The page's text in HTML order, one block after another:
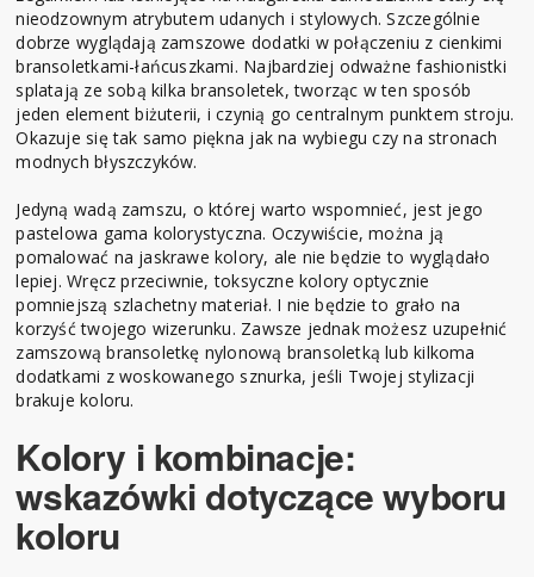
nieodzownym atrybutem udanych i stylowych. Szczególnie
dobrze wyglądają zamszowe dodatki w połączeniu z cienkimi
bransoletkami-łańcuszkami. Najbardziej odważne fashionistki
splatają ze sobą kilka bransoletek, tworząc w ten sposób
jeden element biżuterii, i czynią go centralnym punktem stroju.
Okazuje się tak samo piękna jak na wybiegu czy na stronach
modnych błyszczyków.
Jedyną wadą zamszu, o której warto wspomnieć, jest jego
pastelowa gama kolorystyczna. Oczywiście, można ją
pomalować na jaskrawe kolory, ale nie będzie to wyglądało
lepiej. Wręcz przeciwnie, toksyczne kolory optycznie
pomniejszą szlachetny materiał. I nie będzie to grało na
korzyść twojego wizerunku. Zawsze jednak możesz uzupełnić
zamszową bransoletkę nylonową bransoletką lub kilkoma
dodatkami z woskowanego sznurka, jeśli Twojej stylizacji
brakuje koloru.
Kolory i kombinacje:
wskazówki dotyczące wyboru
koloru